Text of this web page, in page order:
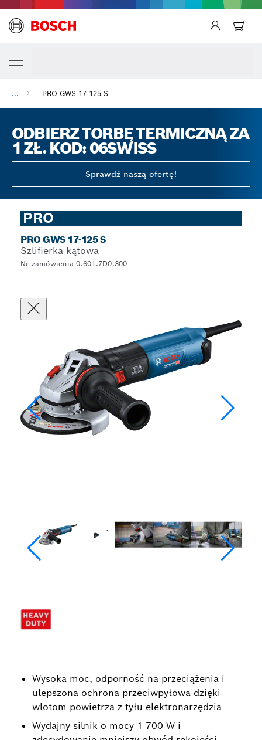
... PRO GWS 17-125 S
ODBIERZ TORBĘ TERMICZNĄ ZA
1 ZŁ. KOD: 06SWISS
Sprawdź naszą ofertę!
PRO
PRO GWS 17-125 S
Szlifierka kątowa
Nr zamówienia 0.601.7D0.300
Wysoka moc, odporność na przeciążenia i
ulepszona ochrona przeciwpyłowa dzięki
wlotom powietrza z tyłu elektronarzędzia
Wydajny silnik o mocy 1 700 W i